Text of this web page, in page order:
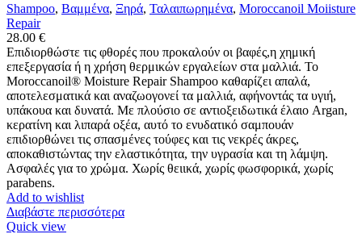
Shampoo, Βαμμένα, Ξηρά, Ταλαιπωρημένα, Moroccanoil Moiisture
Repair
28.00 €
Επιδιορθώστε τις φθορές που προκαλούν οι βαφές,η χημική
επεξεργασία ή η χρήση θερμικών εργαλείων στα μαλλιά. Το
Moroccanoil® Moisture Repair Shampoo καθαρίζει απαλά,
αποτελεσματικά και αναζωογονεί τα μαλλιά, αφήνοντάς τα υγιή,
υπάκουα και δυνατά. Με πλούσιο σε αντιοξειδωτικά έλαιο Argan,
κερατίνη και λιπαρά οξέα, αυτό το ενυδατικό σαμπουάν
επιδιορθώνει τις σπασμένες τούφες και τις νεκρές άκρες,
αποκαθιστώντας την ελαστικότητα, την υγρασία και τη λάμψη.
Ασφαλές για το χρώμα. Χωρίς θειικά, χωρίς φωσφορικά, χωρίς
parabens.
Add to wishlist
Διαβάστε περισσότερα
Quick view